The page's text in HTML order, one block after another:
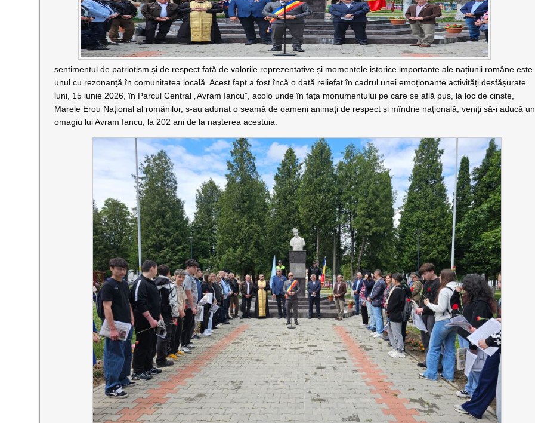
sentimentul de patriotism și de respect față de valorile reprezentative și momentele istorice importante ale națiunii române este
unul cu rezonanță în comunitatea locală. Acest fapt a fost încă o dată reliefat în cadrul unei emoționante activități desfășurate
luni, 15 iunie 2026, în Parcul Central „Avram Iancu”, acolo unde în fața monumentului pe care se află pus, la loc de cinste,
Marele Erou Național al românilor, s-au adunat o seamă de oameni animați de respect și mîndrie națională, veniți să-i aducă un
omagiu lui Avram Iancu, la 202 ani de la nașterea acestuia.